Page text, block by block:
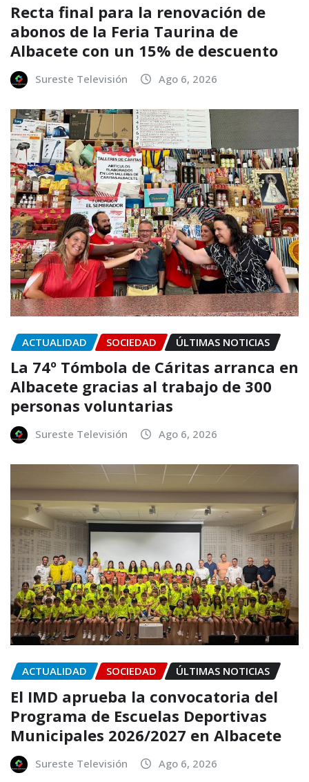
Recta final para la renovación de
abonos de la Feria Taurina de
Albacete con un 15% de descuento
Sureste Televisión Ago 6, 2026
ACTUALIDAD SOCIEDAD ÚLTIMAS NOTICIAS
La 74º Tómbola de Cáritas arranca en
Albacete gracias al trabajo de 300
personas voluntarias
Sureste Televisión Ago 6, 2026
ACTUALIDAD SOCIEDAD ÚLTIMAS NOTICIAS
El IMD aprueba la convocatoria del
Programa de Escuelas Deportivas
Municipales 2026/2027 en Albacete
Sureste Televisión Ago 6, 2026